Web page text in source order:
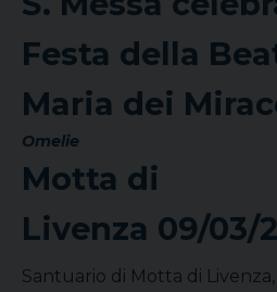
Festa della
Maria dei
Omelie
Motta di
Livenza 09/03/
Santuario di Motta di